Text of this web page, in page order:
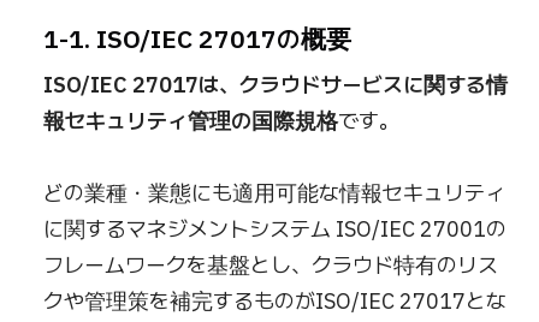
1-1. ISO/IEC 27017の概要
ISO/IEC 27017は、クラウドサービスに関する情
報セキュリティ管理の国際規格です。
どの業種・業態にも適用可能な情報セキュリティ
に関するマネジメントシステム ISO/IEC 27001の
フレームワークを基盤とし、クラウド特有のリス
クや管理策を補完するものがISO/IEC 27017とな